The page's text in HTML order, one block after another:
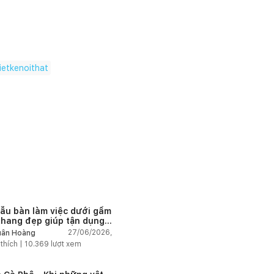
bàn làm việc dưới gầm
đẹp giúp tận dụng
tưởng chừng bị bỏ
Hoàng
27/06/2026,
| 10.369 lượt xem